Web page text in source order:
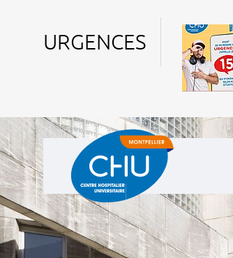
URGENCES